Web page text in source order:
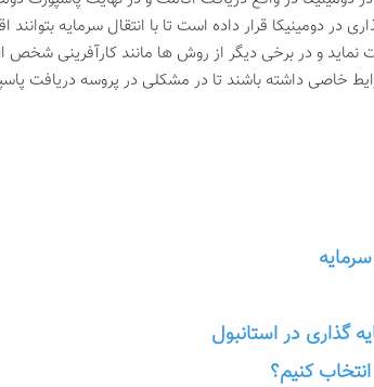
دومینیکا قرار داده است تا با انتقال سرمایه
و در برخی دیگر از روش ها مانند کارآفرینی شخص
شرایط خاصی داشته باشند تا در مشکلی در پروسه دریافت
گذاری در استانبول
کنیم؟